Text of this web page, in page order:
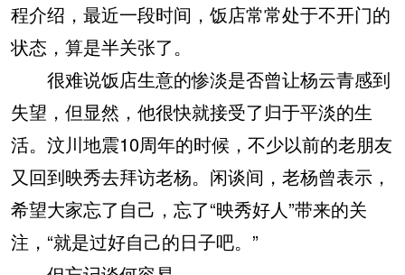
程介绍，最近一段时间，饭店常常处于不开门的
状态，算是半关张了。
很难说饭店生意的惨淡是否曾让杨云青感到
失望，但显然，他很快就接受了归于平淡的生
活。汶川地震10周年的时候，不少以前的老朋友
又回到映秀去拜访老杨。闲谈间，老杨曾表示，
希望大家忘了自己，忘了“映秀好人”带来的关
注，“就是过好自己的日子吧。”